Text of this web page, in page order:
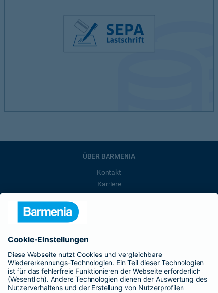
ÜBER BARMENIA
Kontakt
Karriere
Barmenia ist Teil der BarmeniaGothaer
BELIEBTE SEITEN
Kranken-Zusatzversicherung
Tierversicherungen